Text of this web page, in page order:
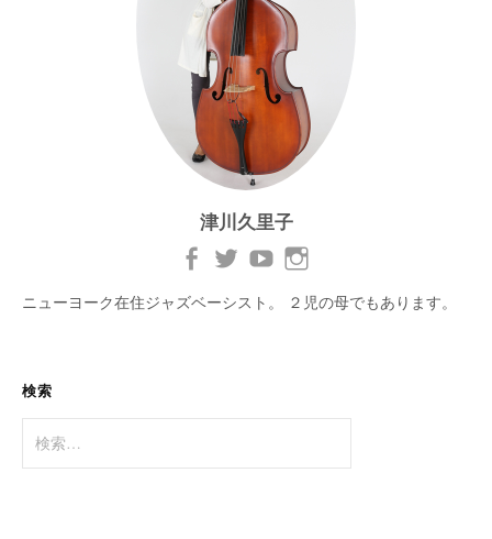
津川久里子
ニューヨーク在住ジャズベーシスト。 ２児の母でもあります。
検索
索: